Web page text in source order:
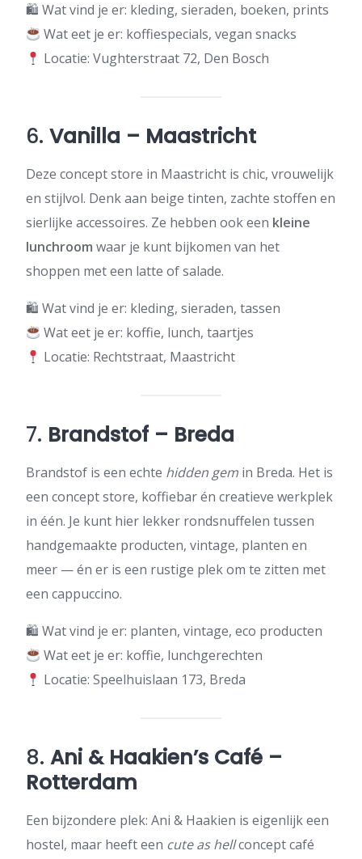
🛍 Wat vind je er: kleding, sieraden, boeken, prints
Wat eet je er: koffiespecials, vegan snacks
Locatie: Vughterstraat 72, Den Bosch
6. Vanilla – Maastricht
Deze concept store in Maastricht is chic, vrouwelijk
en stijlvol. Denk aan beige tinten, zachte stoffen en
sierlijke accessoires. Ze hebben ook een kleine
lunchroom waar je kunt bijkomen van het
shoppen met een latte of salade.
🛍 Wat vind je er: kleding, sieraden, tassen
Wat eet je er: koffie, lunch, taartjes
Locatie: Rechtstraat, Maastricht
7. Brandstof – Breda
Brandstof is een echte hidden gem in Breda. Het is
een concept store, koffiebar én creatieve werkplek
in één. Je kunt hier lekker rondsnuffelen tussen
handgemaakte producten, vintage, planten en
meer — én er is een rustige plek om te zitten met
een cappuccino.
🛍 Wat vind je er: planten, vintage, eco producten
Wat eet je er: koffie, lunchgerechten
Locatie: Speelhuislaan 173, Breda
8. Ani & Haakien’s Café –
Rotterdam
Een bijzondere plek: Ani & Haakien is eigenlijk een
hostel, maar heeft een cute as hellconcept café